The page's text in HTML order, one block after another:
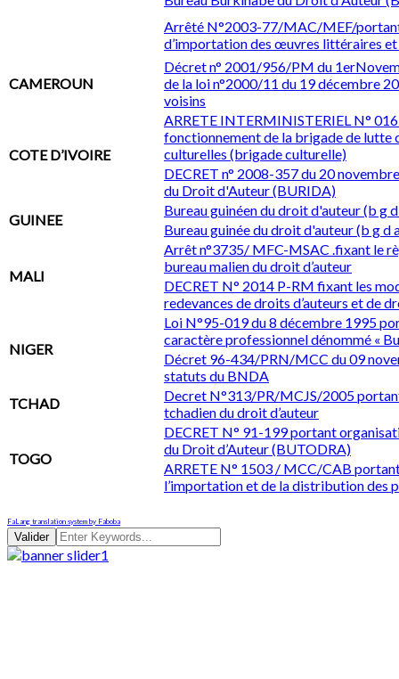
Arrêté N°2003-77/MAC/MEF/
d’importation des œuvres littéraires
CAMEROUN
Décret n° 2001/956/PM du
de la loi n°2000/11 du 19 décembre
voisins
COTE D’IVOIRE
ARRETE INTERMINISTERIEL N°
fonctionnement de la brigade de
culturelles (brigade culturelle)
DECRET n° 2008-357 du 20
du Droit d'Auteur (BURIDA)
GUINEE
Bureau guinéen du droit d'auteur (b g
Bureau guinée du droit d'auteur (b g
MALI
Arrêt n°3735/ MFC-MSAC .fixant le
bureau malien du droit d’auteur
DECRET N° 2014 P-RM fixant les
redevances de droits d’auteurs et de
NIGER
Loi N°95-019 du 8 décembre 1995
caractère professionnel dénommé «
Décret 96-434/PRN/MCC du 09
statuts du BNDA
TCHAD
Decret N°313/PR/MCJS/2005
tchadien du droit d’auteur
TOGO
DECRET N° 91-199 portant
du Droit d’Auteur (BUTODRA)
ARRETE N° 1503 / MCC/CAB
l’importation et de la distribution des
FaLang translation system by Faboba
Valider